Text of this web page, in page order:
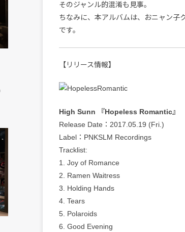
そのジャンル的混淆も見事。
ちなみに、本アルバムは、おニャン子
です。
【リリース情報】
High Sunn 『Hopeless Romantic』
Release Date：2017.05.19 (Fri.)
Label：PNKSLM Recordings
Tracklist:
1. Joy of Romance
2. Ramen Waitress
3. Holding Hands
4. Tears
5. Polaroids
6. Good Evening